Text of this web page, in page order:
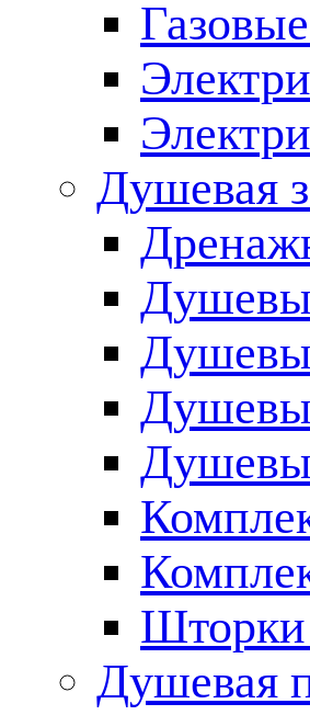
Душевая
Шторки
Душевая